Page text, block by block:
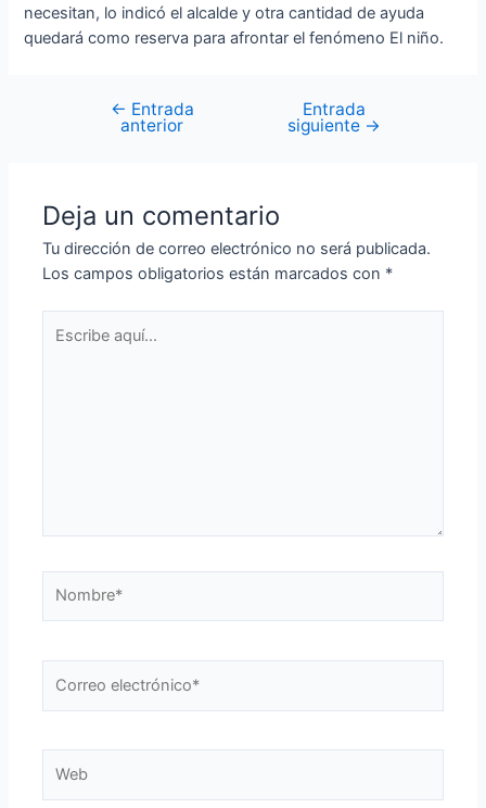
necesitan, lo indicó el alcalde y otra cantidad de ayuda
quedará como reserva para afrontar el fenómeno El niño.
Navegación
← Entrada
anterior
Entrada
siguiente →
Deja un comentario
Tu dirección de correo electrónico no será publicada.
Los campos obligatorios están marcados con *
aquí...
electrónico*